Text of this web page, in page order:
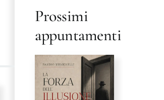
Prossimi
appuntamenti